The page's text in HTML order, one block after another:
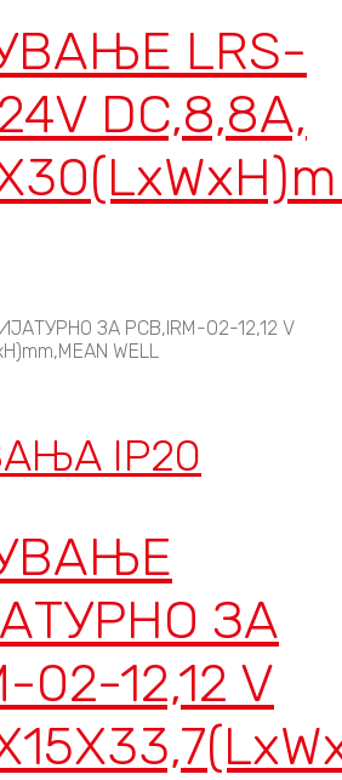
LRS-
DC,8,8A,
IP20
ЗА
02-12,12 V